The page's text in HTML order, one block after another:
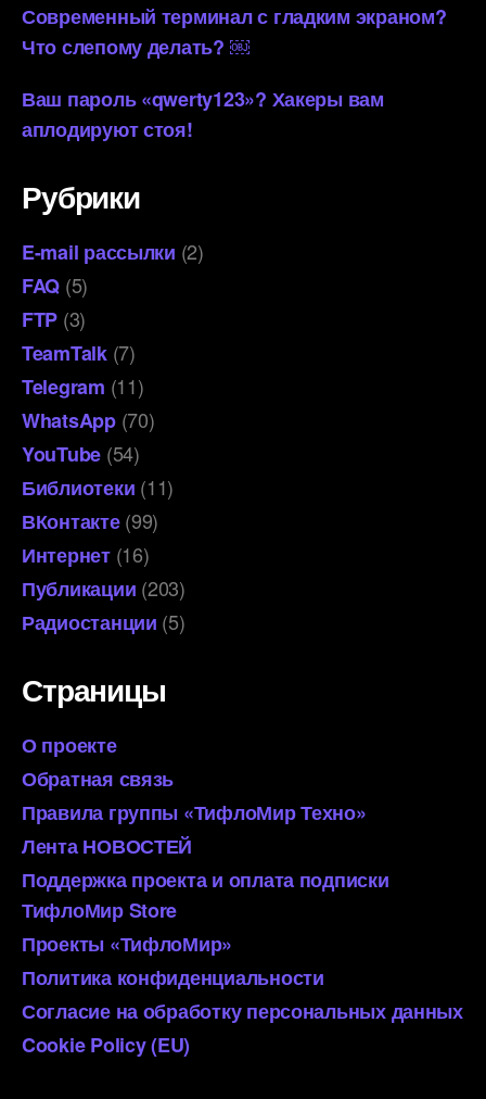
Современный терминал с гладким экраном?
Что слепому делать? ￼
Ваш пароль «qwerty123»? Хакеры вам
аплодируют стоя!
Рубрики
E-mail рассылки (2)
FAQ (5)
FTP (3)
TeamTalk(7)
Telegram (11)
WhatsApp(70)
YouTube (54)
Библиотеки (11)
ВКонтакте(99)
Интернет(16)
Публикации (203)
Радиостанции (5)
Страницы
О проекте
Обратная связь
Правила группы «ТифлоМир Техно»
Лента НОВОСТЕЙ
Поддержка проекта и оплата подписки
ТифлоМир Store
Проекты «ТифлоМир»
Политика конфиденциальности
Согласие на обработку персональных данных
Cookie Policy (EU)